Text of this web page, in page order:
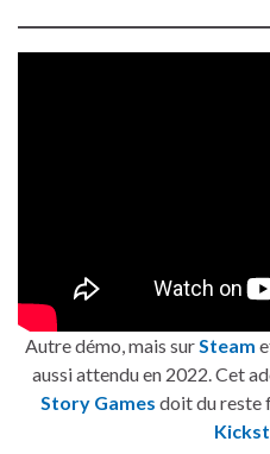
Autre démo, mais sur Steam
aussi attendu en 2022. Cet
Story Games doit du reste